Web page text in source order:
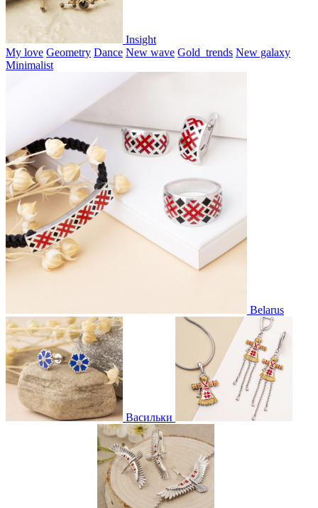
Insight
My love Geometry Dance New wave Gold_trends New galaxy
Minimalist
Belarus
Васильки